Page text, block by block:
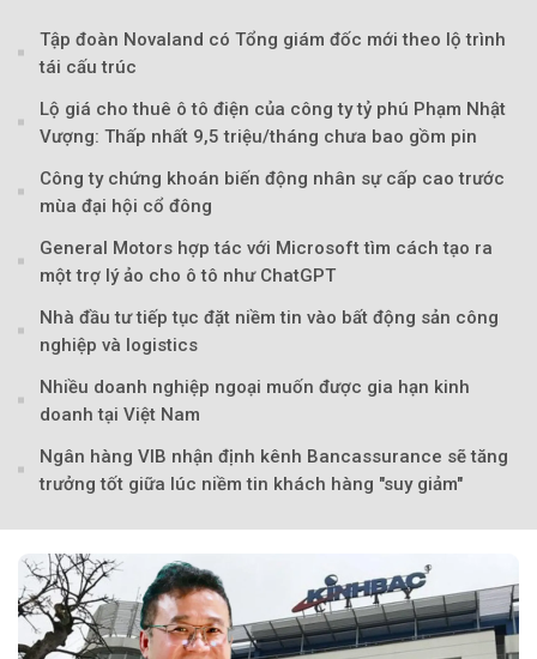
Tập đoàn Novaland có Tổng giám đốc mới theo lộ trình
tái cấu trúc
Lộ giá cho thuê ô tô điện của công ty tỷ phú Phạm Nhật
Vượng: Thấp nhất 9,5 triệu/tháng chưa bao gồm pin
Công ty chứng khoán biến động nhân sự cấp cao trước
mùa đại hội cổ đông
General Motors hợp tác với Microsoft tìm cách tạo ra
một trợ lý ảo cho ô tô như ChatGPT
Nhà đầu tư tiếp tục đặt niềm tin vào bất động sản công
nghiệp và logistics
Nhiều doanh nghiệp ngoại muốn được gia hạn kinh
doanh tại Việt Nam
Ngân hàng VIB nhận định kênh Bancassurance sẽ tăng
trưởng tốt giữa lúc niềm tin khách hàng "suy giảm"